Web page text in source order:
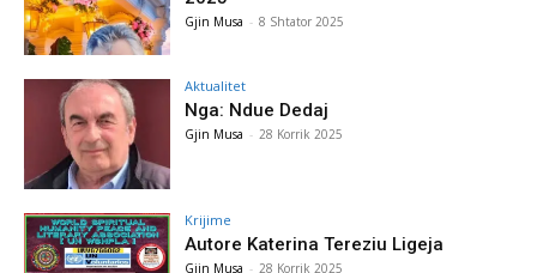
Gjin Musa - 8 Shtator 2025
Aktualitet
Nga: Ndue Dedaj
Gjin Musa - 28 Korrik 2025
Krijime
Autore Katerina Tereziu Ligeja
Gjin Musa - 28 Korrik 2025